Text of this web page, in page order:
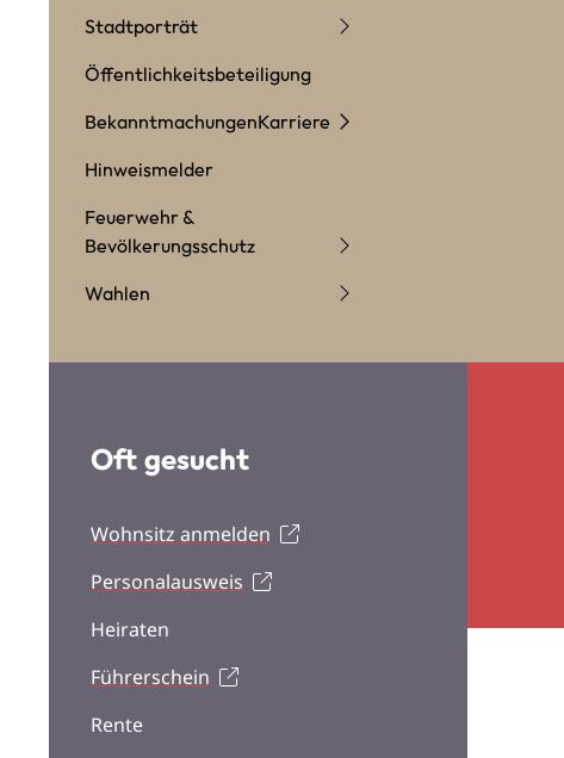
Stadtporträt
Öffentlichkeitsbeteiligung
BekanntmachungenKarriere
Hinweismelder
Feuerwehr &
Bevölkerungsschutz
Wahlen
Oft gesucht
Wohnsitz anmelden
Personalausweis
Heiraten
Führerschein
Rente